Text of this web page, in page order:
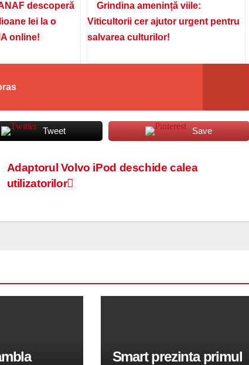
descoperă
lei la o
online!
Grindina amenință viile:
Viticultorii cer ajutor urgent pentru
salvarea culturilor!
Tweet Save
Adaptorul Volvo iPod deschide calea
utilizatorilor
Smart prezinta primul